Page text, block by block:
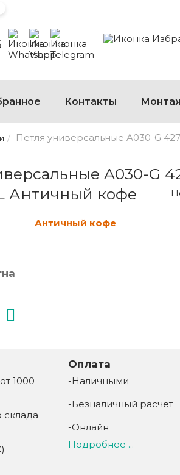
Написать на Whatsapp
Написать на Viber
Написать на Telegram
Контакты
Петля универсальные A030-G
A030-G
Античный кофе
Античный кофе
1000
склада
Оплата
-Наличными
-Безналичный расчёт
-Онлайн
Подробнее ...